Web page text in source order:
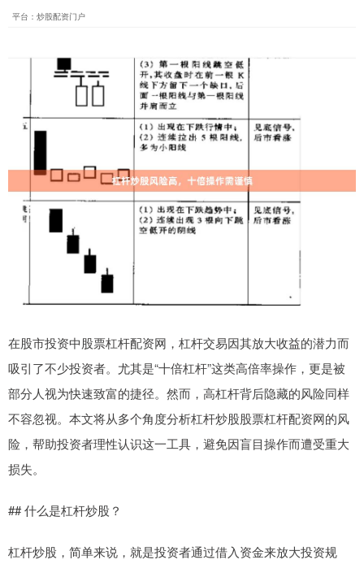
平台：炒股配资门户
在股市投资中股票杠杆配资网，杠杆交易因其放大收益的潜力而
吸引了不少投资者。尤其是“十倍杠杆”这类高倍率操作，更是被
部分人视为快速致富的捷径。然而，高杠杆背后隐藏的风险同样
不容忽视。本文将从多个角度分析杠杆炒股股票杠杆配资网的风
险，帮助投资者理性认识这一工具，避免因盲目操作而遭受重大
损失。
## 什么是杠杆炒股？
杠杆炒股，简单来说，就是投资者通过借入资金来放大投资规